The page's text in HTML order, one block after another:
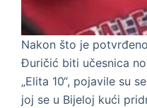
Nakon što je
Đuričić biti učesnica
„Elita 10“, pojavile su
joj se u Bijeloj kući